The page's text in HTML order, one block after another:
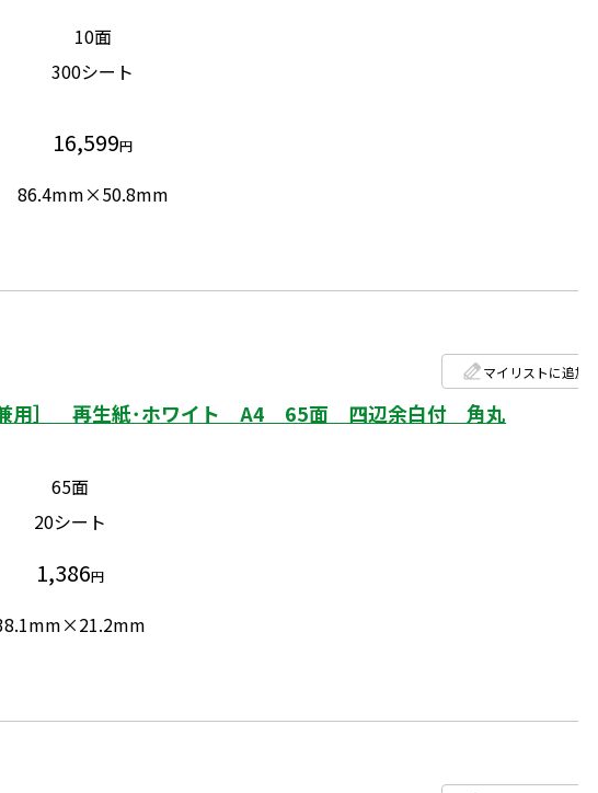
10面
300シート
16,599円
86.4mm×50.8mm
兼用］ 再生紙･ホワイト A4 65面 四辺余白付 角丸
マイリストに追加
65面
20シート
1,386円